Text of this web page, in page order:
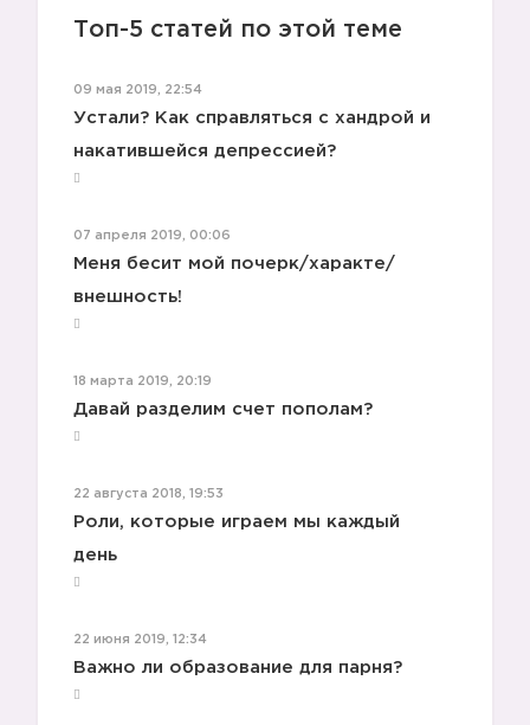
Топ-5 статей по этой теме
09 мая 2019, 22:54
Устали? Как справляться с хандрой и
накатившейся депрессией?
07 апреля 2019, 00:06
Меня бесит мой почерк/характе/
внешность!
18 марта 2019, 20:19
Давай разделим счет пополам?
22 августа 2018, 19:53
Роли, которые играем мы каждый
день
22 июня 2019, 12:34
Важно ли образование для парня?